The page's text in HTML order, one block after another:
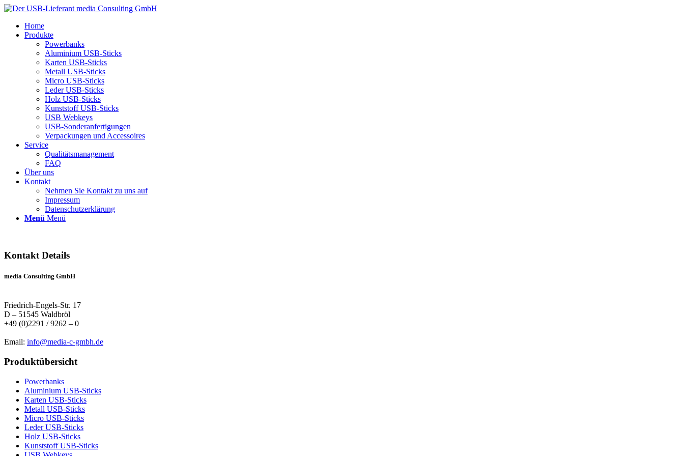
Home
Produkte
Powerbanks
Aluminium USB-Sticks
Karten USB-Sticks
Metall USB-Sticks
Micro USB-Sticks
Leder USB-Sticks
Holz USB-Sticks
Kunststoff USB-Sticks
USB Webkeys
USB-Sonderanfertigungen
Verpackungen und Accessoires
Service
Qualitätsmanagement
FAQ
Über uns
Kontakt
Nehmen Sie Kontakt zu uns auf
Impressum
Datenschutzerklärung
Menü Menü
Kontakt Details
media Consulting GmbH
Friedrich-Engels-Str. 17
D – 51545 Waldbröl
+49 (0)2291 / 9262 – 0
Email: info@media-c-gmbh.de
Produktübersicht
Powerbanks
Aluminium USB-Sticks
Karten USB-Sticks
Metall USB-Sticks
Micro USB-Sticks
Leder USB-Sticks
Holz USB-Sticks
Kunststoff USB-Sticks